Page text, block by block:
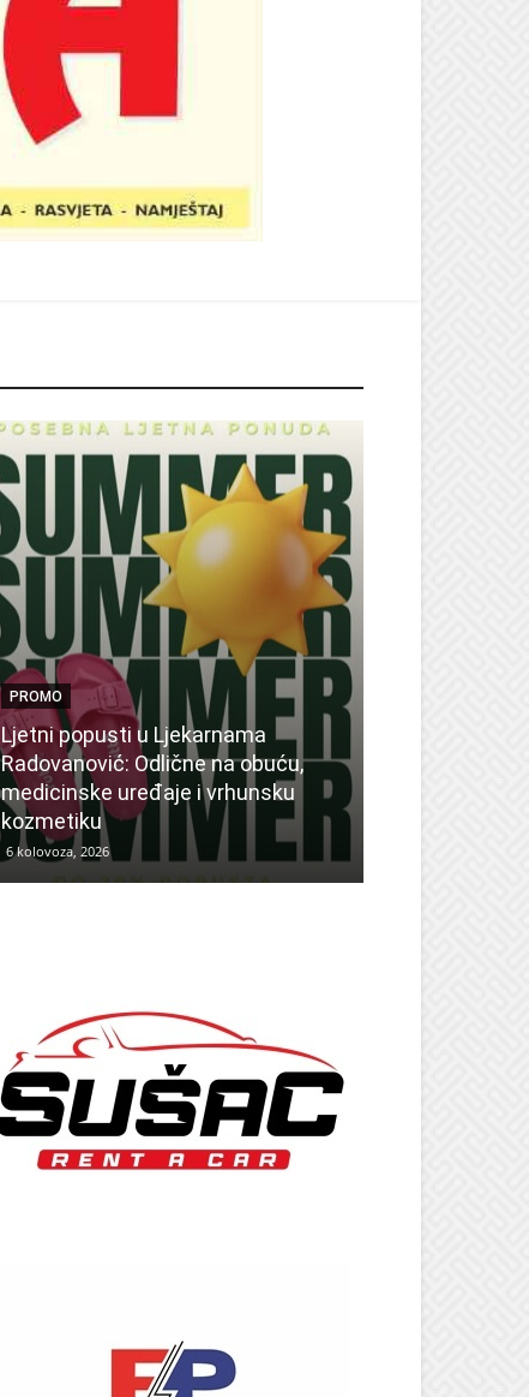
PROMO
Ljetni popusti u Ljekarnama
Radovanović: Odlične na obuću,
medicinske uređaje i vrhunsku
kozmetiku
6 kolovoza, 2026